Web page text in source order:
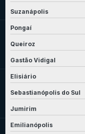
Suzanápolis
Pongaí
Queiroz
Gastão Vidigal
Elisiário
Sebastianópolis do Sul
Jumirim
Emilianópolis